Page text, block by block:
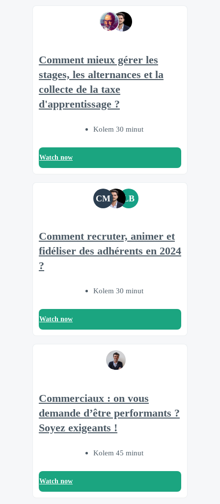
Comment mieux gérer les
stages, les alternances et la
collecte de la taxe
d'apprentissage ?
Kolem 30 minut
Watch now
CM LB
Comment recruter, animer et
fidéliser des adhérents en 2024
?
Kolem 30 minut
Watch now
Commerciaux : on vous
demande d’être performants ?
Soyez exigeants !
Kolem 45 minut
Watch now